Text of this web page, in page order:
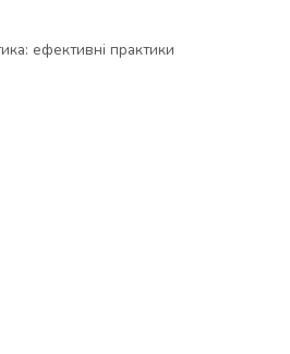
ефективні практики